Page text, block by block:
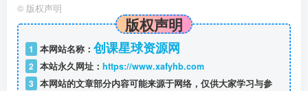
© 版权声明
版权声明
1 本网站名称： 创课星球资源网
2 本站永久网址： https://www.xafyhb.com
3 本网站的文章部分内容可能来源于网络，仅供大家学习与参